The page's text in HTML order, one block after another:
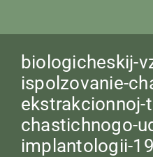
biologicheskij-
ispolzovanie-
ekstrakcionnoj-
chastichnogo-
implantologii-